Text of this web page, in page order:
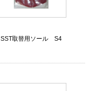
SST取替用ソール S4